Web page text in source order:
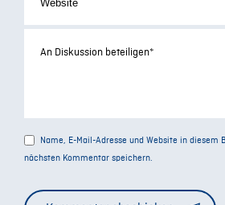
Name, E-Mail-Adresse und Website in diesem
nächsten Kommentar speichern.